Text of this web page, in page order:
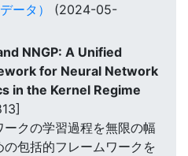
ータ）
(2024-05-
NNGP: A Unified
for Neural Network
in the Kernel Regime
クの学習過程を無限の幅
包括的フレームワークを